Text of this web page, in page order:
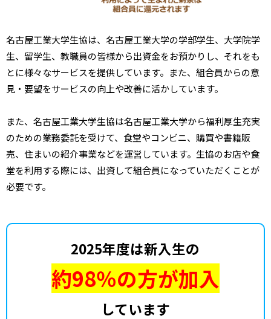
名古屋工業大学生協は、名古屋工業大学の学部学生、大学院学
生、留学生、教職員の皆様から出資金をお預かりし、それをも
とに様々なサービスを提供しています。また、組合員からの意
見・要望をサービスの向上や改善に活かしています。
また、名古屋工業大学生協は名古屋工業大学から福利厚生充実
のための業務委託を受けて、食堂やコンビニ、購買や書籍販
売、住まいの紹介事業などを運営しています。生協のお店や食
堂を利用する際には、出資して組合員になっていただくことが
必要です。
2025年度は新入生の
約98％の方が加入
しています